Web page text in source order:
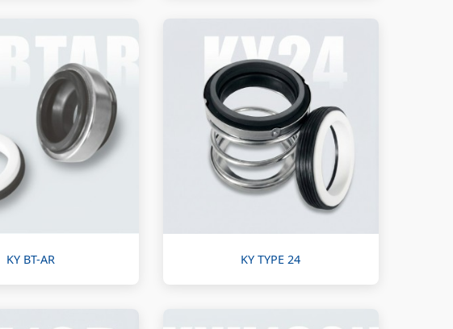
KY BT-AR KY TYPE 24